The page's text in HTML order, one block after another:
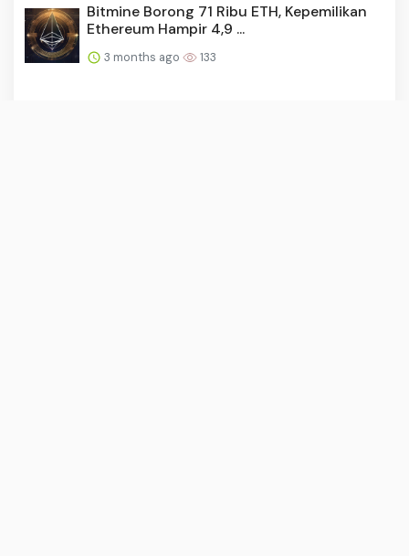
Bitmine Borong 71 Ribu ETH, Kepemilikan
Ethereum Hampir 4,9 ...
3 months ago 133